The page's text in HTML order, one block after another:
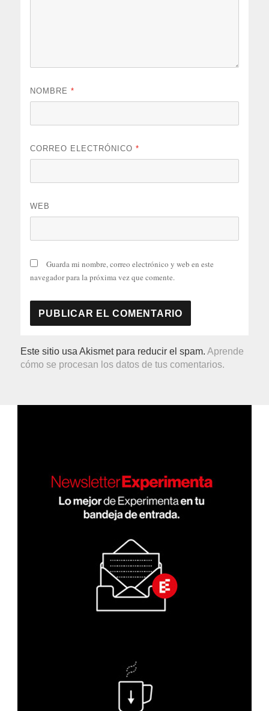
NOMBRE*
CORREO ELECTRÓNICO*
WEB
Guarda mi nombre, correo electrónico y web en este
navegador para la próxima vez que comente.
Este sitio usa Akismet para reducir el spam.Aprende
cómo se procesan los datos de tus comentarios.